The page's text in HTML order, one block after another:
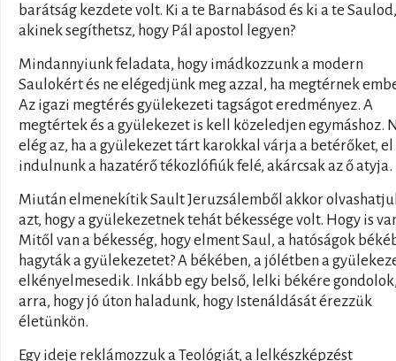
barátság kezdete volt. Ki a te Barnabásod és ki a te Saulod,
akinek segíthetsz, hogy Pál apostol legyen?
Mindannyiunk feladata, hogy imádkozzunk a modern
Saulokért és ne elégedjünk meg azzal, ha megtérnek
Az igazi megtérés gyülekezeti tagságot eredményez. A
megtértek és a gyülekezet is kell közeledjen egymáshoz.
elég az, ha a gyülekezet tárt karokkal várja a betérőket,
indulnunk a hazatérő tékozlófiúk felé, akárcsak az ő atyja.
Miután elmenekítik Sault Jeruzsálemből akkor
azt, hogy a gyülekezetnek tehát békessége volt. Hogy is
Mitől van a békesség, hogy elment Saul, a hatóságok
hagyták a gyülekezetet? A békében, a jólétben a
elkényelmesedik. Inkább egy belső, lelki békére
arra, hogy jó úton haladunk, hogy Istenáldását érezzük
életünkön.
Egy ideje reklámozzuk a Teológiát, a lelkészképzést